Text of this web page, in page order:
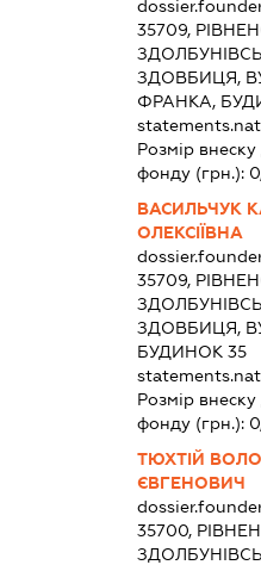
35709,
ЗДОВБИЦЯ,
ФРАНКА,
Розмір
фонду (грн.):
ВАСИЛЬЧУК
ОЛЕКСІЇВНА
35709,
ЗДОВБИЦЯ,
БУДИНОК 35
Розмір
фонду (грн.):
ТЮХТІЙ
ЄВГЕНОВИЧ
35700,